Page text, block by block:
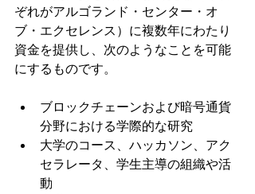
ぞれがアルゴランド・センター・オ
ブ・エクセレンス）に複数年にわたり
資金を提供し、次のようなことを可能
にするものです。
ブロックチェーンおよび暗号通貨
分野における学際的な研究
大学のコース、ハッカソン、アク
セラレータ、学生主導の組織や活
動